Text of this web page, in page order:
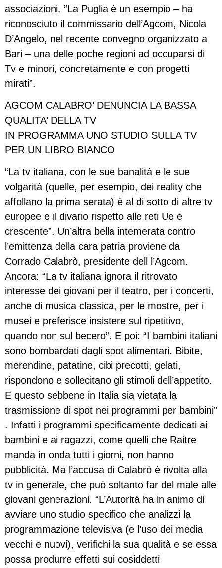
associazioni. ”La Puglia è un esempio – ha
riconosciuto il commissario dell’Agcom, Nicola
D’Angelo, nel recente convegno organizzato a
Bari – una delle poche regioni ad occuparsi di
Tv e minori, concretamente e con progetti
mirati”.
AGCOM CALABRO’ DENUNCIA LA BASSA
QUALITA’ DELLA TV
IN PROGRAMMA UNO STUDIO SULLA TV
PER UN LIBRO BIANCO
“La tv italiana, con le sue banalità e le sue
volgarità (quelle, per esempio, dei reality che
affollano la prima serata) è al di sotto di altre tv
europee e il divario rispetto alle reti Ue è
crescente”. Un’altra bella intemerata contro
l’emittenza della cara patria proviene da
Corrado Calabrò, presidente dell l’Agcom.
Ancora: “La tv italiana ignora il ritrovato
interesse dei giovani per il teatro, per i concerti,
anche di musica classica, per le mostre, per i
musei e preferisce insistere sul ripetitivo,
quando non sul becero”. E poi: “I bambini italiani
sono bombardati dagli spot alimentari. Bibite,
merendine, patatine, cibi precotti, gelati,
rispondono e sollecitano gli stimoli dell’appetito.
E questo sebbene in Italia sia vietata la
trasmissione di spot nei programmi per bambini”
. Infatti i programmi specificamente dedicati ai
bambini e ai ragazzi, come quelli che Raitre
manda in onda tutti i giorni, non hanno
pubblicità. Ma l’accusa di Calabrò è rivolta alla
tv in generale, che può soltanto far del male alle
giovani generazioni. “L’Autorità ha in animo di
avviare uno studio specifico che analizzi la
programmazione televisiva (e l’uso dei media
vecchi e nuovi), verifichi la sua qualità e se essa
possa produrre effetti sui cosiddetti